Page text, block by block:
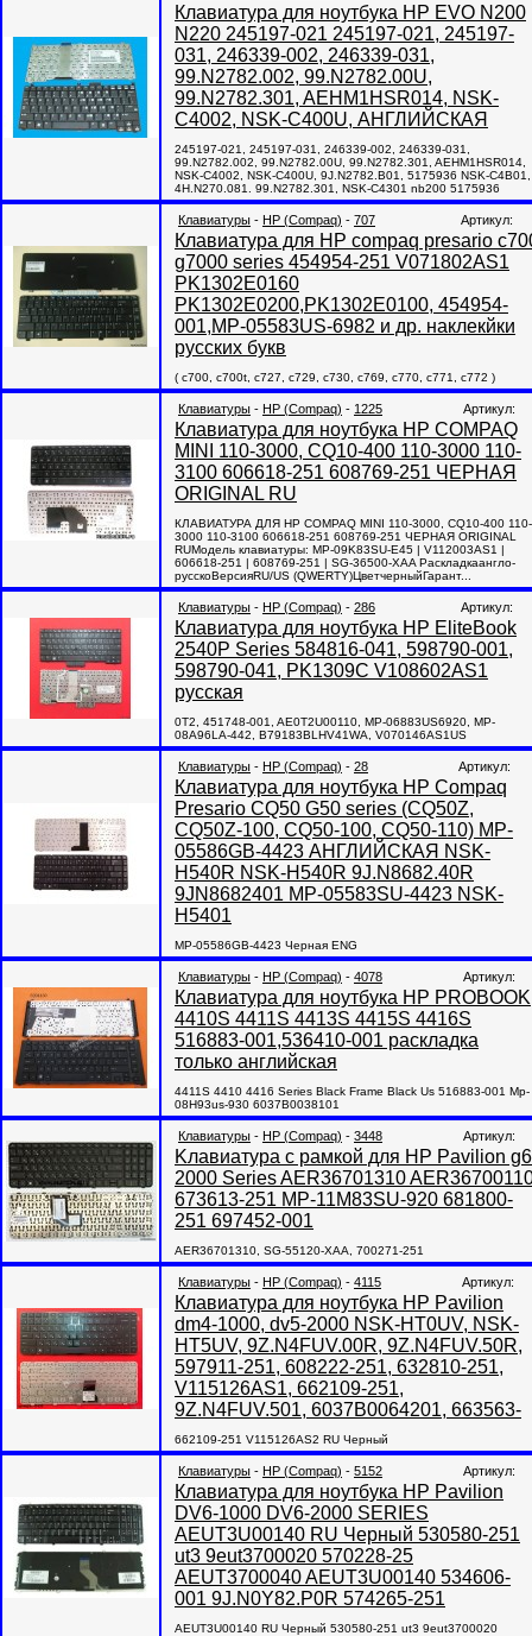
Клавиатура для ноутбука HP EVO N200
N220 245197-021 245197-021, 245197-
031, 246339-002, 246339-031,
99.N2782.002, 99.N2782.00U,
99.N2782.301, AEHM1HSR014, NSK-
C4002, NSK-C400U, АНГЛИЙСКАЯ
245197-021, 245197-031, 246339-002, 246339-031,
99.N2782.002, 99.N2782.00U, 99.N2782.301, AEHM1HSR014,
NSK-C4002, NSK-C400U, 9J.N2782.B01, 5175936 NSK-C4B01,
4H.N270.081. 99.N2782.301, NSK-C4301 nb200 5175936
Клавиатуры - HP (Compaq) - 707 Артикул:
Клавиатура для HP compaq presario
g7000 series 454954-251 V071802AS1
PK1302E0160
PK1302E0200,PK1302E0100, 454954-
001,MP-05583US-6982 и др. наклекйки
русских букв
( c700, c700t, c727, c729, c730, c769, c770, c771, c772 )
Клавиатуры - HP (Compaq) - 1225 Артикул:
Клавиатура для ноутбука HP COMPAQ
MINI 110-3000, CQ10-400 110-3000 110-
3100 606618-251 608769-251 ЧЕРНАЯ
ORIGINAL RU
КЛАВИАТУРА ДЛЯ HP COMPAQ MINI 110-3000, CQ10-400 110-
3000 110-3100 606618-251 608769-251 ЧЕРНАЯ ORIGINAL
RUМодель клавиатуры: MP-09K83SU-E45 | V112003AS1 |
606618-251 | 608769-251 | SG-36500-XAA Раскладкаангло-
русскоВерсияRU/US (QWERTY)ЦветчерныйГарант...
Клавиатуры - HP (Compaq) - 286 Артикул:
Клавиатура для ноутбука HP EliteBook
2540P Series 584816-041, 598790-001,
598790-041, PK1309C V108602AS1
русская
0T2, 451748-001, AE0T2U00110, MP-06883US6920, MP-
08A96LA-442, B79183BLHV41WA, V070146AS1US
Клавиатуры - HP (Compaq) - 28 Артикул:
Клавиатура для ноутбука HP Compaq
Presario CQ50 G50 series (CQ50Z,
CQ50Z-100, CQ50-100, CQ50-110) MP-
05586GB-4423 АНГЛИЙСКАЯ NSK-
H540R NSK-H540R 9J.N8682.40R
9JN8682401 MP-05583SU-4423 NSK-
H5401
MP-05586GB-4423 Черная ENG
Клавиатуры - HP (Compaq) - 4078 Артикул:
Клавиатура для ноутбука HP PROBOOK
4410S 4411S 4413S 4415S 4416S
516883-001,536410-001 раскладка
только английская
4411S 4410 4416 Series Black Frame Black Us 516883-001 Mp-
08H93us-930 6037B0038101
Клавиатуры - HP (Compaq) - 3448 Артикул:
Kлавиатура с рамкой для HP Pavilion
2000 Series AER36701310
673613-251 MP-11M83SU-920 681800-
251 697452-001
AER36701310, SG-55120-XAA, 700271-251
Клавиатуры - HP (Compaq) - 4115 Артикул:
Клавиатура для ноутбука HP Pavilion
dm4-1000, dv5-2000 NSK-HT0UV, NSK-
HT5UV, 9Z.N4FUV.00R, 9Z.N4FUV.50R,
597911-251, 608222-251, 632810-251,
V115126AS1, 662109-251,
9Z.N4FUV.501, 6037B0064201, 663563-
662109-251 V115126AS2 RU Черный
Клавиатуры - HP (Compaq) - 5152 Артикул:
Клавиатура для ноутбука HP Pavilion
DV6-1000 DV6-2000 SERIES
AEUT3U00140 RU Черный 530580-251
ut3 9eut3700020 570228-25
AEUT3700040 AEUT3U00140 534606-
001 9J.N0Y82.P0R 574265-251
AEUT3U00140 RU Черный 530580-251 ut3 9eut3700020